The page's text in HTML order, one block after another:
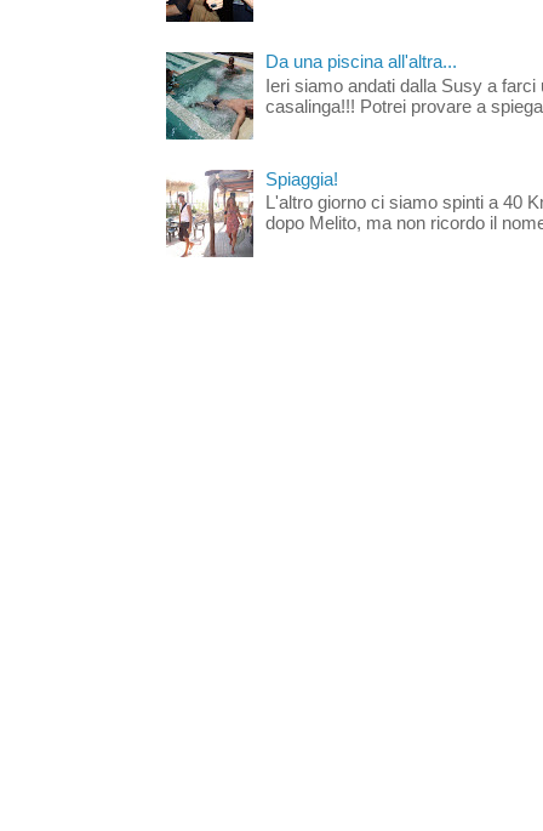
Da una piscina all'altra...
Ieri siamo andati dalla Susy a
casalinga!!! Potrei provare a
Spiaggia!
L'altro giorno ci siamo spinti a 40
dopo Melito, ma non ricordo il